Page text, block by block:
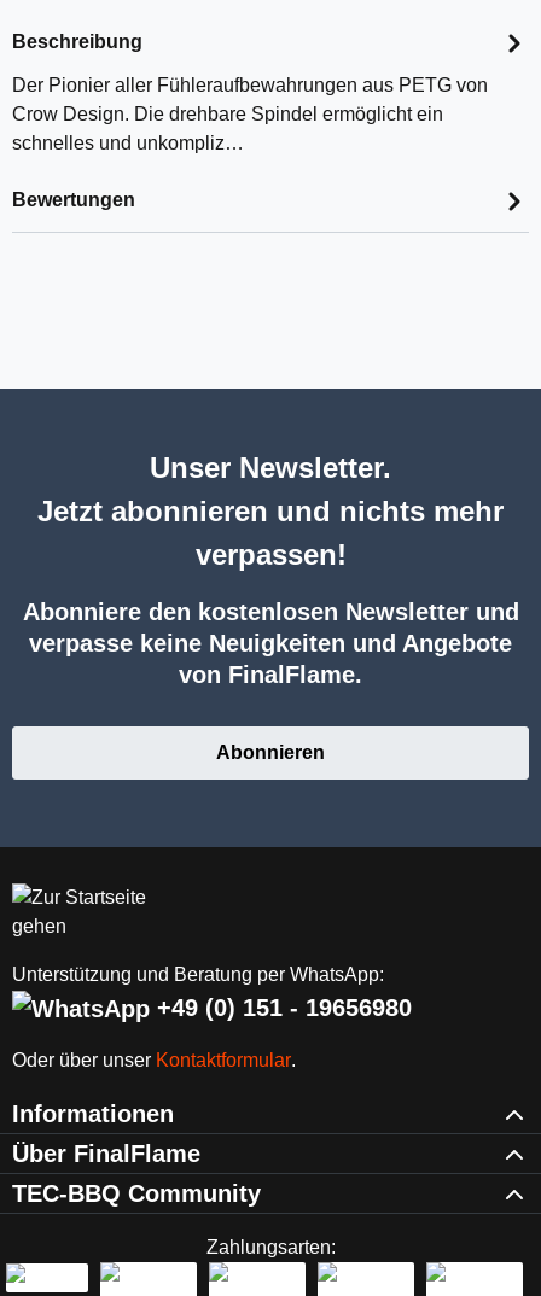
Beschreibung
Der Pionier aller Fühleraufbewahrungen aus PETG von
Crow Design. Die drehbare Spindel ermöglicht ein
schnelles und unkompliz…
Bewertungen
Unser Newsletter.
Jetzt abonnieren und nichts mehr
verpassen!
Abonniere den kostenlosen Newsletter und
verpasse keine Neuigkeiten und Angebote
von FinalFlame.
Abonnieren
Unterstützung und Beratung per WhatsApp:
+49 (0) 151 - 19656980
Oder über unser Kontaktformular.
Informationen
Über FinalFlame
TEC-BBQ Community
Zahlungsarten: